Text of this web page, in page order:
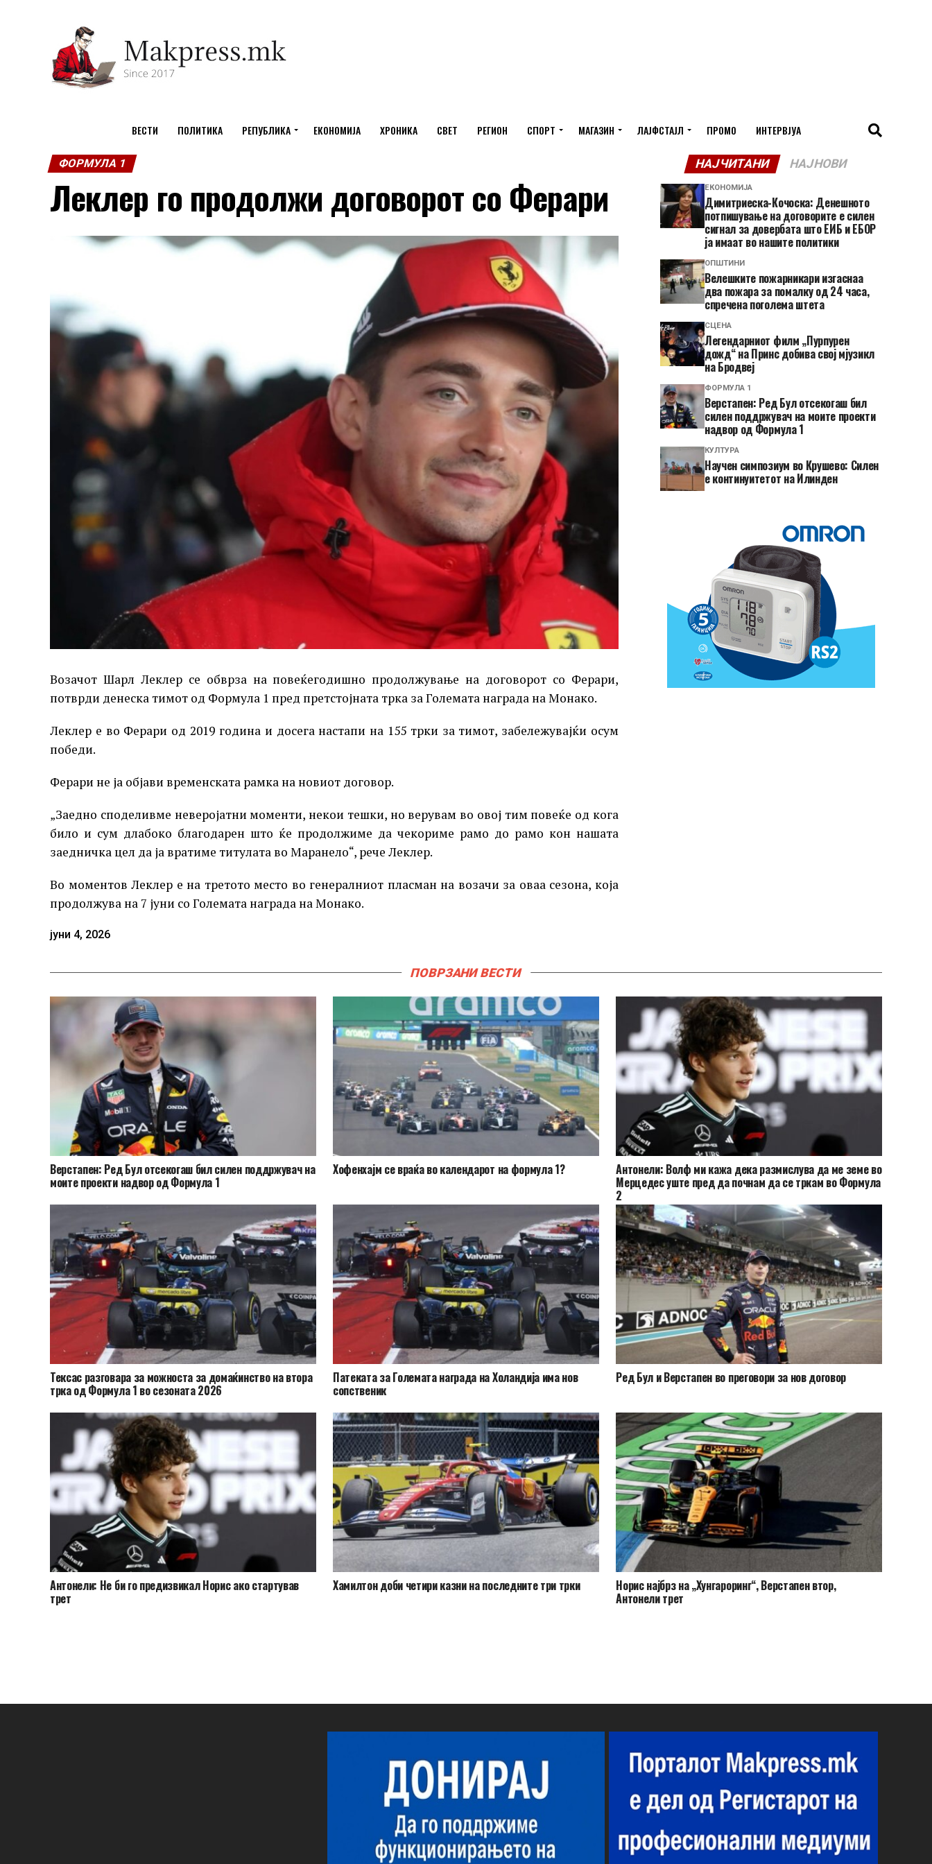
ВЕСТИ ПОЛИТИКА РЕПУБЛИКА ЕКОНОМИЈА ХРОНИКА СВЕТ РЕГИОН СПОРТ МАГАЗИН ЛАЈФСТАЈЛ ПРОМО ИНТЕРВЈУА
ФОРМУЛА 1
Леклер го продолжи договорот со Ферари
Возачот Шарл Леклер се обврза на повеќегодишно продолжување на договорот со Ферари,
потврди денеска тимот од Формула 1 пред претстојната трка за Големата награда на Монако.
Леклер е во Ферари од 2019 година и досега настапи на 155 трки за тимот, забележувајќи осум
победи.
Ферари не ја објави временската рамка на новиот договор.
„Заедно споделивме неверојатни моменти, некои тешки, но верувам во овој тим повеќе од кога
било и сум длабоко благодарен што ќе продолжиме да чекориме рамо до рамо кон нашата
заедничка цел да ја вратиме титулата во Маранело“, рече Леклер.
Во моментов Леклер е на третото место во генералниот пласман на возачи за оваа сезона, која
продолжува на 7 јуни со Големата награда на Монако.
јуни 4, 2026
НАЈЧИТАНИ НАЈНОВИ
ЕКОНОМИЈА
Димитриеска-Кочоска: Денешното
потпишување на договорите е силен
сигнал за довербата што ЕИБ и ЕБОР
ја имаат во нашите политики
ОПШТИНИ
Велешките пожарникари изгаснаа
два пожара за помалку од 24 часа,
спречена поголема штета
СЦЕНА
Легендарниот филм „Пурпурен
дожд“ на Принс добива свој мјузикл
на Бродвеј
ФОРМУЛА 1
Верстапен: Ред Бул отсекогаш бил
силен поддржувач на моите проекти
надвор од Формула 1
КУЛТУРА
Научен симпозиум во Крушево: Силен
е континуитетот на Илинден
ПОВРЗАНИ ВЕСТИ
Верстапен: Ред Бул отсекогаш бил силен поддржувач на
моите проекти надвор од Формула 1
Хофенхајм се враќа во календарот на формула 1? Антонели: Волф ми кажа дека размислува да ме земе во
Мерцедес уште пред да почнам да се тркам во Формула
2
Тексас разговара за можноста за домаќинство на втора
трка од Формула 1 во сезоната 2026
Патеката за Големата награда на Холандија има нов
сопственик
Ред Бул и Верстапен во преговори за нов договор
Антонели: Не би го предизвикал Норис ако стартував
трет
Хамилтон доби четири казни на последните три трки Норис најбрз на „Хунгароринг“, Верстапен втор,
Антонели трет